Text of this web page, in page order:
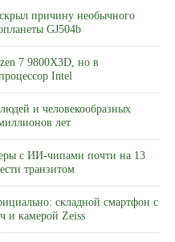
причину необычного
GJ504b
7 9800X3D, но в
Intel
и человекообразных
лет
с ИИ-чипами почти на 13
транзитом
складной смартфон с
и камерой Zeiss